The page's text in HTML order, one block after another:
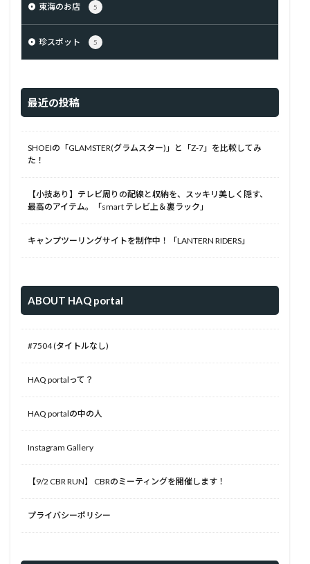
東海のお店 5
珍スポット 5
最近の投稿
SHOEIの「GLAMSTER(グラムスター)」と「Z-7」を比較してみ
た！
【小技あり】テレビ周りの配線と収納を、スッキリ美しく隠す、
最高のアイテム。「smart テレビ上＆裏ラック」
キャンプツーリングサイトを制作中！「LANTERN RIDERS」
ABOUT HAQ portal
#7504 (タイトルなし)
HAQ portalって？
HAQ portalの中の人
Instagram Gallery
【9/2 CBR RUN】 CBRのミーティングを開催します！
プライバシーポリシー